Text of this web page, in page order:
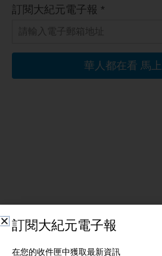
相關文章
【一線看中國】閉關鎖國 陸民